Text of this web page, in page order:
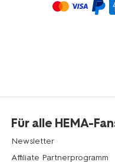
Für alle HEMA-
Newsletter
Affiliate Partnerprogramm